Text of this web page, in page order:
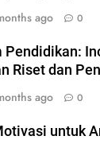
ago 0
Pendidikan:
Riset dan
ago 0
untuk